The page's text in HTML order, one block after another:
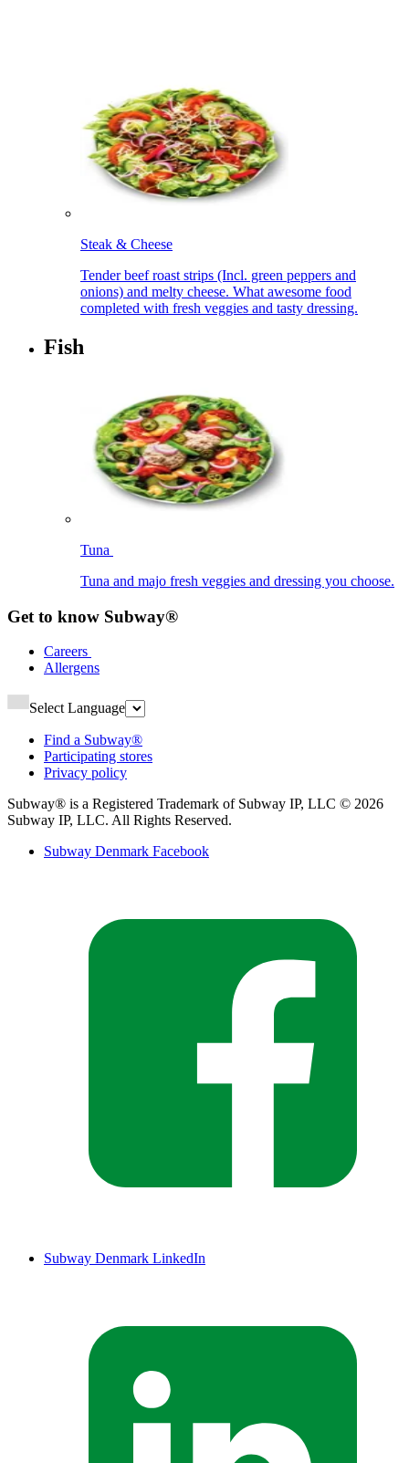
Steak & Cheese​​​​‌ ‍ ​‍​‍‌‍ ‌ ​‍‌‍‍‌‌‍‌ ‌‍‍‌‌‍ ‍​‍​‍​ ‍‍​‍​‍‌ ​ ‌‍​‌‌‍ ‍‌‍‍‌‌ ‌​‌ ‍‌​‍ ‍‌‍‍‌‌‍ ​‍​‍​‍ ​​‍​‍‌‍‍​‌ ​‍‌‍‌‌‌‍‌‍​‍​‍​ ‍‍​‍​‍‌‍‍​‌ ‌​‌ ‌​‌ ​​‌ ​ ​ ‍‍​‍ ​‍ ‌‍ ‍‌‍ ‌ ​‍‌‍‌​‌‍‍‌‌‍​ ​‍ ‌‌‍​‍‌‍‍‌‌ ‌​‌‍‌‌‌ ​ ​‍ ‌‌‍‌ ‌ ​‍‌‍ ‌ ‌‌‌ ​​​‍ ‌‌ ​ ‌ ‌​‌ ‌‌‌‍‌​‌‍‍‌‌‍ ​‍ ‍‌ ‌‍‌‍‌‌‌ ​‍‌‍​ ‌‍‌‌‌‍ ​​‍ ‍‌‍​‌‌ ​​‌ ​​​‍ ‌‍‍‌‌‍ ‍‌ ‌​‌‍‌‌‌‍ ‍‌ ‌​​‍ ‌‍‌‌‌‍‌​‌‍‍‌‌ ‌​​‍ ‌‍ ‌‌‍ ‌‍‌​‌‍‌‌​ ‌‌ ​​‌ ​‍‌‍‌‌‌ ​ ‌‍‌‌‌‍ ‍‌ ‌​‌‍​‌‌ ‌​‌‍‍‌‌‍ ‌‍ ‍​ ‍ ‌‍‍‌‌‍‌​​ ‌​ ‌‍​ ‌‍‌‍​‌​ ​‌​ ​​​ ‍‌​ ‍‌‌‍‌‌​‍ ‌​ ​‍‌‍‌​‌‍‌‍​ ​​​‍ ‌​ ‌​​ ​​‌‍‌​​ ‌ ​‍ ‌​ ‍‌​ ‌‌​ ‍​‌‍‌‌​‍ ‌​ ‌‍​ ‍​​ ​‍​ ‌‌​ ​​​ ‌‌‌‍‌‌‌‍​‌​ ‍‌‌‍‌‌​ ‌‍​ ‌‌​ ‍ ‌ ‌​‌ ‍‌‌ ​​‌‍‌‌​ ‌‌ ​​‌ ​‍‌‍ ‌‍‌​‌ ‌‌‌‍​ ‌ ‌​​ ‍ ‌ ​​‌‍​‌‌ ‌​‌‍‍​​ ‌‌‍ ‍‌‍​‌‌‍ ‌‌‍‌‌​‍‌‌​ ‌‌‌​​‍‌‌ ‌‍‍ ‌‍‌‌‌ ‍‌​‍‌‌​ ​ ‌​‌​​‍‌‌​ ​ ‌​‌​​‍‌‌​ ​‍​ ​‍‌‍‌‌‌‍ ‍​‍‌‌​ ​‍​ ​‍​‍‌‌​ ‌‌‌​‌​​‍ ‍‌ ‌‍‌‍​‌‌‍ ​‌ ‌‌‌‍‌‌​ ‌‍​‍‌‍​‌‌ ​ ‌‍‌‌‌‌‌‌‌ ​‍‌‍ ​​ ‌‌‍‍​‌ ‌​‌ ‌​‌ ​​‌ ​ ​‍‌‌​ ​ ‌​​‌​‍‌‌​ ​‍‌​‌‍​‍‌‌​ ​‍‌​‌‍‌‍ ‍‌‍ ‌ ​‍‌‍‌​‌‍‍‌‌‍​ ​‍ ‌‌‍​‍‌‍‍‌‌ ‌​‌‍‌‌‌ ​ ​‍ ‌‌‍‌ ‌ ​‍‌‍ ‌ ‌‌‌ ​​​‍ ‌‌ ​ ‌ ‌​‌ ‌‌‌‍‌​‌‍‍‌‌‍ ​‍ ‍‌ ‌‍‌‍‌‌‌ ​‍‌‍​ ‌‍‌‌‌‍ ​​‍ ‍‌‍​‌‌ ​​‌ ​​​‍‌‍‌‍‍‌‌‍‌​​ ‌​ ‌‍​ ‌‍‌‍​‌​ ​‌​ ​​​ ‍‌​ ‍‌‌‍‌‌​‍ ‌​ ​‍‌‍‌​‌‍‌‍​ ​​​‍ ‌​ ‌​​ ​​‌‍‌​​ ‌ ​‍ ‌​ ‍‌​ ‌‌​ ‍​‌‍‌‌​‍ ‌​ ‌‍​ ‍​​ ​‍​ ‌‌​ ​​​ ‌‌‌‍‌‌‌‍​‌​ ‍‌‌‍‌‌​ ‌‍​ ‌‌​‍‌‍‌ ‌​‌ ‍‌‌ ​​‌‍‌‌​ ‌‌ ​​‌ ​‍‌‍ ‌‍‌​‌ ‌‌‌‍​ ‌ ‌​​‍‌‍‌ ​​‌‍​‌‌ ‌​‌‍‍​​ ‌‌‍ ‍‌‍​‌‌‍ ‌‌‍‌‌​‍‌‌​ ‌‌‌​​‍‌‌ ‌‍‍ ‌‍‌‌‌ ‍‌​‍‌‌​ ​ ‌​‌​​‍‌‌​ ​ ‌​‌​​‍‌‌​ ​‍​ ​‍‌‍‌‌‌‍ ‍​‍‌‌​ ​‍​ ​‍​‍‌‌​ ‌‌‌​‌​​‍ ‍‌ ‌‍‌‍​‌‌‍ ​‌ ‌‌‌‍‌‌​‍‌‍‌ ​​‌‍‌‌‌ ​‍‌ ​ ‌ ​​‌‍‌‌‌‍​ ‌ ‌​‌‍‍‌‌ ‌‍‌‍‌‌​ ‌‌ ​​‌ ‌‌‌‍​‍‌‍ ​‌‍‍‌‌ ​ ‌‍‍​‌‍‌‌‌‍‌​​‍​‍‌ ‌
Tender beef roast strips (Incl. green peppers and
onions) and melty cheese. What awesome food
completed with fresh veggies and tasty dressing.​​​​‌ ‍ ​‍​‍‌‍ ‌ ​‍‌‍‍‌‌‍‌ ‌‍‍‌‌‍ ‍​‍​‍​ ‍‍​‍​‍‌ ​ ‌‍​‌‌‍ ‍‌‍‍‌‌ ‌​‌ ‍‌​‍ ‍‌‍‍‌‌‍ ​‍​‍​‍ ​​‍​‍‌‍‍​‌ ​‍‌‍‌‌‌‍‌‍​‍​‍​ ‍‍​‍​‍‌‍‍​‌ ‌​‌ ‌​‌ ​​‌ ​ ​ ‍‍​‍ ​‍ ‌‍ ‍‌‍ ‌ ​‍‌‍‌​‌‍‍‌‌‍​ ​‍ ‌‌‍​‍‌‍‍‌‌ ‌​‌‍‌‌‌ ​ ​‍ ‌‌‍‌ ‌ ​‍‌‍ ‌ ‌‌‌ ​​​‍ ‌‌ ​ ‌ ‌​‌ ‌‌‌‍‌​‌‍‍‌‌‍ ​‍ ‍‌ ‌‍‌‍‌‌‌ ​‍‌‍​ ‌‍‌‌‌‍ ​​‍ ‍‌‍​‌‌ ​​‌ ​​​‍ ‌‍‍‌‌‍ ‍‌ ‌​‌‍‌‌‌‍ ‍‌ ‌​​‍ ‌‍‌‌‌‍‌​‌‍‍‌‌ ‌​​‍ ‌‍ ‌‌‍ ‌‍‌​‌‍‌‌​ ‌‌ ​​‌ ​‍‌‍‌‌‌ ​ ‌‍‌‌‌‍ ‍‌ ‌​‌‍​‌‌ ‌​‌‍‍‌‌‍ ‌‍ ‍​ ‍ ‌‍‍‌‌‍‌​​ ‌​ ‌‍​ ‌‍‌‍​‌​ ​‌​ ​​​ ‍‌​ ‍‌‌‍‌‌​‍ ‌​ ​‍‌‍‌​‌‍‌‍​ ​​​‍ ‌​ ‌​​ ​​‌‍‌​​ ‌ ​‍ ‌​ ‍‌​ ‌‌​ ‍​‌‍‌‌​‍ ‌​ ‌‍​ ‍​​ ​‍​ ‌‌​ ​​​ ‌‌‌‍‌‌‌‍​‌​ ‍‌‌‍‌‌​ ‌‍​ ‌‌​ ‍ ‌ ‌​‌ ‍‌‌ ​​‌‍‌‌​ ‌‌ ​​‌ ​‍‌‍ ‌‍‌​‌ ‌‌‌‍​ ‌ ‌​​ ‍ ‌ ​​‌‍​‌‌ ‌​‌‍‍​​ ‌‌ ​ ‌‍‍​‌‍ ‌ ​‍‌ ‌​‌​‌​‌‍‌‌‌ ​ ‌‍​ ‌ ​‍‌‍‍‌‌ ​​‌ ‌​‌‍‍‌‌‍ ‌‍ ‍​‍‌‌​ ‌‌‌​​‍‌‌ ‌‍‍ ‌‍‌‌‌ ‍‌​‍‌‌​ ​ ‌​‌​​‍‌‌​ ​ ‌​‌​​‍‌‌​ ​‍​ ​‍‌‍‌‌‌‍ ‍​‍‌‌​ ​‍​ ​‍​‍‌‌​ ‌‌‌​‌​​‍ ‍‌ ‌‍‌‍​‌‌‍ ​‌ ‌‌‌‍‌‌​ ‌‍​‍‌‍​‌‌ ​ ‌‍‌‌‌‌‌‌‌ ​‍‌‍ ​​ ‌‌‍‍​‌ ‌​‌ ‌​‌ ​​‌ ​ ​‍‌‌​ ​ ‌​​‌​‍‌‌​ ​‍‌​‌‍​‍‌‌​ ​‍‌​‌‍‌‍ ‍‌‍ ‌ ​‍‌‍‌​‌‍‍‌‌‍​ ​‍ ‌‌‍​‍‌‍‍‌‌ ‌​‌‍‌‌‌ ​ ​‍ ‌‌‍‌ ‌ ​‍‌‍ ‌ ‌‌‌ ​​​‍ ‌‌ ​ ‌ ‌​‌ ‌‌‌‍‌​‌‍‍‌‌‍ ​‍ ‍‌ ‌‍‌‍‌‌‌ ​‍‌‍​ ‌‍‌‌‌‍ ​​‍ ‍‌‍​‌‌ ​​‌ ​​​‍‌‍‌‍‍‌‌‍‌​​ ‌​ ‌‍​ ‌‍‌‍​‌​ ​‌​ ​​​ ‍‌​ ‍‌‌‍‌‌​‍ ‌​ ​‍‌‍‌​‌‍‌‍​ ​​​‍ ‌​ ‌​​ ​​‌‍‌​​ ‌ ​‍ ‌​ ‍‌​ ‌‌​ ‍​‌‍‌‌​‍ ‌​ ‌‍​ ‍​​ ​‍​ ‌‌​ ​​​ ‌‌‌‍‌‌‌‍​‌​ ‍‌‌‍‌‌​ ‌‍​ ‌‌​‍‌‍‌ ‌​‌ ‍‌‌ ​​‌‍‌‌​ ‌‌ ​​‌ ​‍‌‍ ‌‍‌​‌ ‌‌‌‍​ ‌ ‌​​‍‌‍‌ ​​‌‍​‌‌ ‌​‌‍‍​​ ‌‌ ​ ‌‍‍​‌‍ ‌ ​‍‌ ‌​‌​‌​‌‍‌‌‌ ​ ‌‍​ ‌ ​‍‌‍‍‌‌ ​​‌ ‌​‌‍‍‌‌‍ ‌‍ ‍​‍‌‌​ ‌‌‌​​‍‌‌ ‌‍‍ ‌‍‌‌‌ ‍‌​‍‌‌​ ​ ‌​‌​​‍‌‌​ ​ ‌​‌​​‍‌‌​ ​‍​ ​‍‌‍‌‌‌‍ ‍​‍‌‌​ ​‍​ ​‍​‍‌‌​ ‌‌‌​‌​​‍ ‍‌ ‌‍‌‍​‌‌‍ ​‌ ‌‌‌‍‌‌​‍‌‍‌ ​​‌‍‌‌‌ ​‍‌ ​ ‌ ​​‌‍‌‌‌‍​ ‌ ‌​‌‍‍‌‌ ‌‍‌‍‌‌​ ‌‌ ​​‌ ‌‌‌‍​‍‌‍ ​‌‍‍‌‌ ​ ‌‍‍​‌‍‌‌‌‍‌​​‍​‍‌ ‌
Fish​​​​‌ ‍ ​‍​‍‌‍ ‌ ​‍‌‍‍‌‌‍‌ ‌‍‍‌‌‍ ‍​‍​‍​ ‍‍​‍​‍‌ ​ ‌‍​‌‌‍ ‍‌‍‍‌‌ ‌​‌ ‍‌​‍ ‍‌‍‍‌‌‍ ​‍​‍​‍ ​​‍​‍‌‍‍​‌ ​‍‌‍‌‌‌‍‌‍​‍​‍​ ‍‍​‍​‍‌‍‍​‌ ‌​‌ ‌​‌ ​​‌ ​ ​ ‍‍​‍ ​‍ ‌‍ ‍‌‍ ‌ ​‍‌‍‌​‌‍‍‌‌‍​ ​‍ ‌‌‍​‍‌‍‍‌‌ ‌​‌‍‌‌‌ ​ ​‍ ‌‌‍‌ ‌ ​‍‌‍ ‌ ‌‌‌ ​​​‍ ‌‌ ​ ‌ ‌​‌ ‌‌‌‍‌​‌‍‍‌‌‍ ​‍ ‍‌ ‌‍‌‍‌‌‌ ​‍‌‍​ ‌‍‌‌‌‍ ​​‍ ‍‌‍​‌‌ ​​‌ ​​​‍ ‌‍‍‌‌‍ ‍‌ ‌​‌‍‌‌‌‍ ‍‌ ‌​​‍ ‌‍‌‌‌‍‌​‌‍‍‌‌ ‌​​‍ ‌‍ ‌‌‍ ‌‍‌​‌‍‌‌​ ‌‌ ​​‌ ​‍‌‍‌‌‌ ​ ‌‍‌‌‌‍ ‍‌ ‌​‌‍​‌‌ ‌​‌‍‍‌‌‍ ‌‍ ‍​ ‍ ‌‍‍‌‌‍‌​​ ‌​ ​​​ ‌​​ ‌​‌‍​‍​ ‌​‌‍​‌​ ‍‌‌‍​‍​‍ ‌​ ‍‌‌‍‌‍‌‍‌​‌‍​ ​‍ ‌​ ‌​‌‍‌​​ ‌‍‌‍‌‌​‍ ‌‌‍​‍​ ‌‌​ ‍​‌‍‌​​‍ ‌​ ​​‌‍‌‌​ ​ ​ ‌‌‌‍‌‍​ ‌ ‌‍‌‍​ ‌ ‌‍‌‍​ ‍​​ ​‍‌‍​ ​ ‍ ‌ ‌​‌ ‍‌‌ ​​‌‍‌‌​ ‌‌ ​ ‌ ‌‌‌‍​‍‌‍​ ‌‍​‌‌ ‌​‌‍‌‌‌‍‌ ‌‍ ‌ ​‍‌ ‍‌​ ‍ ‌ ​​‌‍​‌‌ ‌​‌‍‍​​ ‌‌‍ ‍‌‍​‌‌‍ ‌‌‍‌‌​‍‌‌​ ‌‌‌​​‍‌‌ ‌‍‍ ‌‍‌‌‌ ‍‌​‍‌‌​ ​ ‌​‌​​‍‌‌​ ​ ‌​‌​​‍‌‌​ ​‍​ ​‍‌‍‌‌‌‍ ‍​‍‌‌​ ​‍​ ​‍​‍‌‌​ ‌‌‌​‌​​‍ ‍‌ ‌‍‌‍​‌‌‍ ​‌ ‌‌‌‍‌‌​ ‌‍​‍‌‍​‌‌ ​ ‌‍‌‌‌‌‌‌‌ ​‍‌‍ ​​ ‌‌‍‍​‌ ‌​‌ ‌​‌ ​​‌ ​ ​‍‌‌​ ​ ‌​​‌​‍‌‌​ ​‍‌​‌‍​‍‌‌​ ​‍‌​‌‍‌‍ ‍‌‍ ‌ ​‍‌‍‌​‌‍‍‌‌‍​ ​‍ ‌‌‍​‍‌‍‍‌‌ ‌​‌‍‌‌‌ ​ ​‍ ‌‌‍‌ ‌ ​‍‌‍ ‌ ‌‌‌ ​​​‍ ‌‌ ​ ‌ ‌​‌ ‌‌‌‍‌​‌‍‍‌‌‍ ​‍ ‍‌ ‌‍‌‍‌‌‌ ​‍‌‍​ ‌‍‌‌‌‍ ​​‍ ‍‌‍​‌‌ ​​‌ ​​​‍‌‍‌‍‍‌‌‍‌​​ ‌​ ​​​ ‌​​ ‌​‌‍​‍​ ‌​‌‍​‌​ ‍‌‌‍​‍​‍ ‌​ ‍‌‌‍‌‍‌‍‌​‌‍​ ​‍ ‌​ ‌​‌‍‌​​ ‌‍‌‍‌‌​‍ ‌‌‍​‍​ ‌‌​ ‍​‌‍‌​​‍ ‌​ ​​‌‍‌‌​ ​ ​ ‌‌‌‍‌‍​ ‌ ‌‍‌‍​ ‌ ‌‍‌‍​ ‍​​ ​‍‌‍​ ​‍‌‍‌ ‌​‌ ‍‌‌ ​​‌‍‌‌​ ‌‌ ​ ‌ ‌‌‌‍​‍‌‍​ ‌‍​‌‌ ‌​‌‍‌‌‌‍‌ ‌‍ ‌ ​‍‌ ‍‌​‍‌‍‌ ​​‌‍​‌‌ ‌​‌‍‍​​ ‌‌‍ ‍‌‍​‌‌‍ ‌‌‍‌‌​‍‌‌​ ‌‌‌​​‍‌‌ ‌‍‍ ‌‍‌‌‌ ‍‌​‍‌‌​ ​ ‌​‌​​‍‌‌​ ​ ‌​‌​​‍‌‌​ ​‍​ ​‍‌‍‌‌‌‍ ‍​‍‌‌​ ​‍​ ​‍​‍‌‌​ ‌‌‌​‌​​‍ ‍‌ ‌‍‌‍​‌‌‍ ​‌ ‌‌‌‍‌‌​‍‌‍‌ ​​‌‍‌‌‌ ​‍‌ ​ ‌ ​​‌‍‌‌‌‍​ ‌ ‌​‌‍‍‌‌ ‌‍‌‍‌‌​ ‌‌ ​​‌ ‌‌‌‍​‍‌‍ ​‌‍‍‌‌ ​ ‌‍‍​‌‍‌‌‌‍‌​​‍​‍‌ ‌
Tuna ​​​​‌ ‍ ​‍​‍‌‍ ‌ ​‍‌‍‍‌‌‍‌ ‌‍‍‌‌‍ ‍​‍​‍​ ‍‍​‍​‍‌ ​ ‌‍​‌‌‍ ‍‌‍‍‌‌ ‌​‌ ‍‌​‍ ‍‌‍‍‌‌‍ ​‍​‍​‍ ​​‍​‍‌‍‍​‌ ​‍‌‍‌‌‌‍‌‍​‍​‍​ ‍‍​‍​‍‌‍‍​‌ ‌​‌ ‌​‌ ​​‌ ​ ​ ‍‍​‍ ​‍ ‌‍ ‍‌‍ ‌ ​‍‌‍‌​‌‍‍‌‌‍​ ​‍ ‌‌‍​‍‌‍‍‌‌ ‌​‌‍‌‌‌ ​ ​‍ ‌‌‍‌ ‌ ​‍‌‍ ‌ ‌‌‌ ​​​‍ ‌‌ ​ ‌ ‌​‌ ‌‌‌‍‌​‌‍‍‌‌‍ ​‍ ‍‌ ‌‍‌‍‌‌‌ ​‍‌‍​ ‌‍‌‌‌‍ ​​‍ ‍‌‍​‌‌ ​​‌ ​​​‍ ‌‍‍‌‌‍ ‍‌ ‌​‌‍‌‌‌‍ ‍‌ ‌​​‍ ‌‍‌‌‌‍‌​‌‍‍‌‌ ‌​​‍ ‌‍ ‌‌‍ ‌‍‌​‌‍‌‌​ ‌‌ ​​‌ ​‍‌‍‌‌‌ ​ ‌‍‌‌‌‍ ‍‌ ‌​‌‍​‌‌ ‌​‌‍‍‌‌‍ ‌‍ ‍​ ‍ ‌‍‍‌‌‍‌​​ ‌‌‍​‍‌‍‌​‌‍‌​​ ‌‍​ ​ ​ ‍​​ ​‌​ ​​​‍ ‌​ ‍​‌‍​‍​ ​​​ ‌ ​‍ ‌​ ‌​​ ​​‌‍​‍‌‍​‍​‍ ‌‌‍​‍​ ‌​​ ‌​​ ​​​‍ ‌​ ‌​‌‍​‌​ ​‍​ ​​​ ‍​​ ​‍​ ​‍​ ‍‌​ ‌ ​ ‌ ​ ​​​ ​​​ ‍ ‌ ‌​‌ ‍‌‌ ​​‌‍‌‌​ ‌‌ ​​‌ ​‍‌‍ ‌‍‌​‌ ‌‌‌‍​ ‌ ‌​​ ‍ ‌ ​​‌‍​‌‌ ‌​‌‍‍​​ ‌‌‍ ‍‌‍​‌‌‍ ‌‌‍‌‌​‍‌‌​ ‌‌‌​​‍‌‌ ‌‍‍ ‌‍‌‌‌ ‍‌​‍‌‌​ ​ ‌​‌​​‍‌‌​ ​ ‌​‌​​‍‌‌​ ​‍​ ​‍‌‍‌‌‌‍ ‍​‍‌‌​ ​‍​ ​‍​‍‌‌​ ‌‌‌​‌​​‍ ‍‌ ‌‍‌‍​‌‌‍ ​‌ ‌‌‌‍‌‌​ ‌‍​‍‌‍​‌‌ ​ ‌‍‌‌‌‌‌‌‌ ​‍‌‍ ​​ ‌‌‍‍​‌ ‌​‌ ‌​‌ ​​‌ ​ ​‍‌‌​ ​ ‌​​‌​‍‌‌​ ​‍‌​‌‍​‍‌‌​ ​‍‌​‌‍‌‍ ‍‌‍ ‌ ​‍‌‍‌​‌‍‍‌‌‍​ ​‍ ‌‌‍​‍‌‍‍‌‌ ‌​‌‍‌‌‌ ​ ​‍ ‌‌‍‌ ‌ ​‍‌‍ ‌ ‌‌‌ ​​​‍ ‌‌ ​ ‌ ‌​‌ ‌‌‌‍‌​‌‍‍‌‌‍ ​‍ ‍‌ ‌‍‌‍‌‌‌ ​‍‌‍​ ‌‍‌‌‌‍ ​​‍ ‍‌‍​‌‌ ​​‌ ​​​‍‌‍‌‍‍‌‌‍‌​​ ‌‌‍​‍‌‍‌​‌‍‌​​ ‌‍​ ​ ​ ‍​​ ​‌​ ​​​‍ ‌​ ‍​‌‍​‍​ ​​​ ‌ ​‍ ‌​ ‌​​ ​​‌‍​‍‌‍​‍​‍ ‌‌‍​‍​ ‌​​ ‌​​ ​​​‍ ‌​ ‌​‌‍​‌​ ​‍​ ​​​ ‍​​ ​‍​ ​‍​ ‍‌​ ‌ ​ ‌ ​ ​​​ ​​​‍‌‍‌ ‌​‌ ‍‌‌ ​​‌‍‌‌​ ‌‌ ​​‌ ​‍‌‍ ‌‍‌​‌ ‌‌‌‍​ ‌ ‌​​‍‌‍‌ ​​‌‍​‌‌ ‌​‌‍‍​​ ‌‌‍ ‍‌‍​‌‌‍ ‌‌‍‌‌​‍‌‌​ ‌‌‌​​‍‌‌ ‌‍‍ ‌‍‌‌‌ ‍‌​‍‌‌​ ​ ‌​‌​​‍‌‌​ ​ ‌​‌​​‍‌‌​ ​‍​ ​‍‌‍‌‌‌‍ ‍​‍‌‌​ ​‍​ ​‍​‍‌‌​ ‌‌‌​‌​​‍ ‍‌ ‌‍‌‍​‌‌‍ ​‌ ‌‌‌‍‌‌​‍‌‍‌ ​​‌‍‌‌‌ ​‍‌ ​ ‌ ​​‌‍‌‌‌‍​ ‌ ‌​‌‍‍‌‌ ‌‍‌‍‌‌​ ‌‌ ​​‌ ‌‌‌‍​‍‌‍ ​‌‍‍‌‌ ​ ‌‍‍​‌‍‌‌‌‍‌​​‍​‍‌ ‌
Tuna and majo fresh veggies and dressing you choose.​​​​‌ ‍ ​‍​‍‌‍ ‌ ​‍‌‍‍‌‌‍‌ ‌‍‍‌‌‍ ‍​‍​‍​ ‍‍​‍​‍‌ ​ ‌‍​‌‌‍ ‍‌‍‍‌‌ ‌​‌ ‍‌​‍ ‍‌‍‍‌‌‍ ​‍​‍​‍ ​​‍​‍‌‍‍​‌ ​‍‌‍‌‌‌‍‌‍​‍​‍​ ‍‍​‍​‍‌‍‍​‌ ‌​‌ ‌​‌ ​​‌ ​ ​ ‍‍​‍ ​‍ ‌‍ ‍‌‍ ‌ ​‍‌‍‌​‌‍‍‌‌‍​ ​‍ ‌‌‍​‍‌‍‍‌‌ ‌​‌‍‌‌‌ ​ ​‍ ‌‌‍‌ ‌ ​‍‌‍ ‌ ‌‌‌ ​​​‍ ‌‌ ​ ‌ ‌​‌ ‌‌‌‍‌​‌‍‍‌‌‍ ​‍ ‍‌ ‌‍‌‍‌‌‌ ​‍‌‍​ ‌‍‌‌‌‍ ​​‍ ‍‌‍​‌‌ ​​‌ ​​​‍ ‌‍‍‌‌‍ ‍‌ ‌​‌‍‌‌‌‍ ‍‌ ‌​​‍ ‌‍‌‌‌‍‌​‌‍‍‌‌ ‌​​‍ ‌‍ ‌‌‍ ‌‍‌​‌‍‌‌​ ‌‌ ​​‌ ​‍‌‍‌‌‌ ​ ‌‍‌‌‌‍ ‍‌ ‌​‌‍​‌‌ ‌​‌‍‍‌‌‍ ‌‍ ‍​ ‍ ‌‍‍‌‌‍‌​​ ‌‌‍​‍‌‍‌​‌‍‌​​ ‌‍​ ​ ​ ‍​​ ​‌​ ​​​‍ ‌​ ‍​‌‍​‍​ ​​​ ‌ ​‍ ‌​ ‌​​ ​​‌‍​‍‌‍​‍​‍ ‌‌‍​‍​ ‌​​ ‌​​ ​​​‍ ‌​ ‌​‌‍​‌​ ​‍​ ​​​ ‍​​ ​‍​ ​‍​ ‍‌​ ‌ ​ ‌ ​ ​​​ ​​​ ‍ ‌ ‌​‌ ‍‌‌ ​​‌‍‌‌​ ‌‌ ​​‌ ​‍‌‍ ‌‍‌​‌ ‌‌‌‍​ ‌ ‌​​ ‍ ‌ ​​‌‍​‌‌ ‌​‌‍‍​​ ‌‌ ​ ‌‍‍​‌‍ ‌ ​‍‌ ‌​‌​‌​‌‍‌‌‌ ​ ‌‍​ ‌ ​‍‌‍‍‌‌ ​​‌ ‌​‌‍‍‌‌‍ ‌‍ ‍​‍‌‌​ ‌‌‌​​‍‌‌ ‌‍‍ ‌‍‌‌‌ ‍‌​‍‌‌​ ​ ‌​‌​​‍‌‌​ ​ ‌​‌​​‍‌‌​ ​‍​ ​‍‌‍‌‌‌‍ ‍​‍‌‌​ ​‍​ ​‍​‍‌‌​ ‌‌‌​‌​​‍ ‍‌ ‌‍‌‍​‌‌‍ ​‌ ‌‌‌‍‌‌​ ‌‍​‍‌‍​‌‌ ​ ‌‍‌‌‌‌‌‌‌ ​‍‌‍ ​​ ‌‌‍‍​‌ ‌​‌ ‌​‌ ​​‌ ​ ​‍‌‌​ ​ ‌​​‌​‍‌‌​ ​‍‌​‌‍​‍‌‌​ ​‍‌​‌‍‌‍ ‍‌‍ ‌ ​‍‌‍‌​‌‍‍‌‌‍​ ​‍ ‌‌‍​‍‌‍‍‌‌ ‌​‌‍‌‌‌ ​ ​‍ ‌‌‍‌ ‌ ​‍‌‍ ‌ ‌‌‌ ​​​‍ ‌‌ ​ ‌ ‌​‌ ‌‌‌‍‌​‌‍‍‌‌‍ ​‍ ‍‌ ‌‍‌‍‌‌‌ ​‍‌‍​ ‌‍‌‌‌‍ ​​‍ ‍‌‍​‌‌ ​​‌ ​​​‍‌‍‌‍‍‌‌‍‌​​ ‌‌‍​‍‌‍‌​‌‍‌​​ ‌‍​ ​ ​ ‍​​ ​‌​ ​​​‍ ‌​ ‍​‌‍​‍​ ​​​ ‌ ​‍ ‌​ ‌​​ ​​‌‍​‍‌‍​‍​‍ ‌‌‍​‍​ ‌​​ ‌​​ ​​​‍ ‌​ ‌​‌‍​‌​ ​‍​ ​​​ ‍​​ ​‍​ ​‍​ ‍‌​ ‌ ​ ‌ ​ ​​​ ​​​‍‌‍‌ ‌​‌ ‍‌‌ ​​‌‍‌‌​ ‌‌ ​​‌ ​‍‌‍ ‌‍‌​‌ ‌‌‌‍​ ‌ ‌​​‍‌‍‌ ​​‌‍​‌‌ ‌​‌‍‍​​ ‌‌ ​ ‌‍‍​‌‍ ‌ ​‍‌ ‌​‌​‌​‌‍‌‌‌ ​ ‌‍​ ‌ ​‍‌‍‍‌‌ ​​‌ ‌​‌‍‍‌‌‍ ‌‍ ‍​‍‌‌​ ‌‌‌​​‍‌‌ ‌‍‍ ‌‍‌‌‌ ‍‌​‍‌‌​ ​ ‌​‌​​‍‌‌​ ​ ‌​‌​​‍‌‌​ ​‍​ ​‍‌‍‌‌‌‍ ‍​‍‌‌​ ​‍​ ​‍​‍‌‌​ ‌‌‌​‌​​‍ ‍‌ ‌‍‌‍​‌‌‍ ​‌ ‌‌‌‍‌‌​‍‌‍‌ ​​‌‍‌‌‌ ​‍‌ ​ ‌ ​​‌‍‌‌‌‍​ ‌ ‌​‌‍‍‌‌ ‌‍‌‍‌‌​ ‌‌ ​​‌ ‌‌‌‍​‍‌‍ ​‌‍‍‌‌ ​ ‌‍‍​‌‍‌‌‌‍‌​​‍​‍‌ ‌
Get to know Subway®​​​​‌ ‍ ​‍​‍‌‍ ‌ ​‍‌‍‍‌‌‍‌ ‌‍‍‌‌‍ ‍​‍​‍​ ‍‍​‍​‍‌ ​ ‌‍​‌‌‍ ‍‌‍‍‌‌ ‌​‌ ‍‌​‍ ‍‌‍‍‌‌‍ ​‍​‍​‍ ​​‍​‍‌‍‍​‌ ​‍‌‍‌‌‌‍‌‍​‍​‍​ ‍‍​‍​‍‌‍‍​‌ ‌​‌ ‌​‌ ​​‌ ​ ​ ‍‍​‍ ​‍ ‌‍ ‍‌‍ ‌ ​‍‌‍‌​‌‍‍‌‌‍​ ​‍ ‌‌‍​‍‌‍‍‌‌ ‌​‌‍‌‌‌ ​ ​‍ ‌‌‍‌ ‌ ​‍‌‍ ‌ ‌‌‌ ​​​‍ ‌‌ ​ ‌ ‌​‌ ‌‌‌‍‌​‌‍‍‌‌‍ ​‍ ‍‌ ‌‍‌‍‌‌‌ ​‍‌‍​ ‌‍‌‌‌‍ ​​‍ ‍‌‍​‌‌ ​​‌ ​​​‍ ‌‍‍‌‌‍ ‍‌ ‌​‌‍‌‌‌‍ ‍‌ ‌​​‍ ‌‍‌‌‌‍‌​‌‍‍‌‌ ‌​​‍ ‌‍ ‌‌‍ ‌‍‌​‌‍‌‌​ ‌‌ ​​‌ ​‍‌‍‌‌‌ ​ ‌‍‌‌‌‍ ‍‌ ‌​‌‍​‌‌ ‌​‌‍‍‌‌‍ ‌‍ ‍​ ‍ ‌‍‍‌‌‍‌​​ ‌​ ‌‌‌‍‌‍​ ‌‌‌‍‌‍​ ​‍​ ​ ‌‍​ ​ ​‌​‍ ‌​ ​‍‌‍​ ​ ‌​​ ​​​‍ ‌​ ‌​​ ‌‌‌‍‌​​ ‍​​‍ ‌‌‍​‌‌‍​‌​ ‍​‌‍​‍​‍ ‌​ ‌‍‌‍​‌​ ‍‌‌‍​‌​ ‍​​ ‍‌‌‍‌‍​ ‌​‌‍​‌​ ‌‌​ ​‍‌‍‌‍​ ‍ ‌ ‌​‌ ‍‌‌ ​​‌‍‌‌​ ‌‌ ‌ ‌‍‌‌‌‍​‍‌ ​ ‌‍‍‌‌ ‌​‌‍‌‌‌​‌‍‌‍ ‌‍ ‌ ‌​‌‍‌‌‌ ​‍​ ‍ ‌ ​​‌‍​‌‌ ‌​‌‍‍​​ ‌‌ ‌​‌‍‍‌‌ ‌​‌‍ ​‌‍‌‌​‍‌‌​ ‌‌‌​​‍‌‌ ‌‍‍ ‌‍‌‌‌ ‍‌​‍‌‌​ ​ ‌​‌​​‍‌‌​ ​ ‌​‌​​‍‌‌​ ​‍​ ​‍‌‍‌‌‌‍ ‍​‍‌‌​ ​‍​ ​‍​‍‌‌​ ‌‌‌​‌​​‍ ‍‌ ‌‍‌‍​‌‌‍ ​‌ ‌‌‌‍‌‌​ ‌‍​‍‌‍​‌‌ ​ ‌‍‌‌‌‌‌‌‌ ​‍‌‍ ​​ ‌‌‍‍​‌ ‌​‌ ‌​‌ ​​‌ ​ ​‍‌‌​ ​ ‌​​‌​‍‌‌​ ​‍‌​‌‍​‍‌‌​ ​‍‌​‌‍‌‍ ‍‌‍ ‌ ​‍‌‍‌​‌‍‍‌‌‍​ ​‍ ‌‌‍​‍‌‍‍‌‌ ‌​‌‍‌‌‌ ​ ​‍ ‌‌‍‌ ‌ ​‍‌‍ ‌ ‌‌‌ ​​​‍ ‌‌ ​ ‌ ‌​‌ ‌‌‌‍‌​‌‍‍‌‌‍ ​‍ ‍‌ ‌‍‌‍‌‌‌ ​‍‌‍​ ‌‍‌‌‌‍ ​​‍ ‍‌‍​‌‌ ​​‌ ​​​‍‌‍‌‍‍‌‌‍‌​​ ‌​ ‌‌‌‍‌‍​ ‌‌‌‍‌‍​ ​‍​ ​ ‌‍​ ​ ​‌​‍ ‌​ ​‍‌‍​ ​ ‌​​ ​​​‍ ‌​ ‌​​ ‌‌‌‍‌​​ ‍​​‍ ‌‌‍​‌‌‍​‌​ ‍​‌‍​‍​‍ ‌​ ‌‍‌‍​‌​ ‍‌‌‍​‌​ ‍​​ ‍‌‌‍‌‍​ ‌​‌‍​‌​ ‌‌​ ​‍‌‍‌‍​‍‌‍‌ ‌​‌ ‍‌‌ ​​‌‍‌‌​ ‌‌ ‌ ‌‍‌‌‌‍​‍‌ ​ ‌‍‍‌‌ ‌​‌‍‌‌‌​‌‍‌‍ ‌‍ ‌ ‌​‌‍‌‌‌ ​‍​‍‌‍‌ ​​‌‍​‌‌ ‌​‌‍‍​​ ‌‌ ‌​‌‍‍‌‌ ‌​‌‍ ​‌‍‌‌​‍‌‌​ ‌‌‌​​‍‌‌ ‌‍‍ ‌‍‌‌‌ ‍‌​‍‌‌​ ​ ‌​‌​​‍‌‌​ ​ ‌​‌​​‍‌‌​ ​‍​ ​‍‌‍‌‌‌‍ ‍​‍‌‌​ ​‍​ ​‍​‍‌‌​ ‌‌‌​‌​​‍ ‍‌ ‌‍‌‍​‌‌‍ ​‌ ‌‌‌‍‌‌​‍‌‍‌ ​​‌‍‌‌‌ ​‍‌ ​ ‌ ​​‌‍‌‌‌‍​ ‌ ‌​‌‍‍‌‌ ‌‍‌‍‌‌​ ‌‌ ​​‌ ‌‌‌‍​‍‌‍ ​‌‍‍‌‌ ​ ‌‍‍​‌‍‌‌‌‍‌​​‍​‍‌ ‌
Careers ​​​​‌ ‍ ​‍​‍‌‍ ‌ ​‍‌‍‍‌‌‍‌ ‌‍‍‌‌‍ ‍​‍​‍​ ‍‍​‍​‍‌ ​ ‌‍​‌‌‍ ‍‌‍‍‌‌ ‌​‌ ‍‌​‍ ‍‌‍‍‌‌‍ ​‍​‍​‍ ​​‍​‍‌‍‍​‌ ​‍‌‍‌‌‌‍‌‍​‍​‍​ ‍‍​‍​‍‌‍‍​‌ ‌​‌ ‌​‌ ​​‌ ​ ​ ‍‍​‍ ​‍ ‌‍ ‍‌‍ ‌ ​‍‌‍‌​‌‍‍‌‌‍​ ​‍ ‌‌‍​‍‌‍‍‌‌ ‌​‌‍‌‌‌ ​ ​‍ ‌‌‍‌ ‌ ​‍‌‍ ‌ ‌‌‌ ​​​‍ ‌‌ ​ ‌ ‌​‌ ‌‌‌‍‌​‌‍‍‌‌‍ ​‍ ‍‌ ‌‍‌‍‌‌‌ ​‍‌‍​ ‌‍‌‌‌‍ ​​‍ ‍‌‍​‌‌ ​​‌ ​​​‍ ‌‍‍‌‌‍ ‍‌ ‌​‌‍‌‌‌‍ ‍‌ ‌​​‍ ‌‍‌‌‌‍‌​‌‍‍‌‌ ‌​​‍ ‌‍ ‌‌‍ ‌‍‌​‌‍‌‌​ ‌‌ ​​‌ ​‍‌‍‌‌‌ ​ ‌‍‌‌‌‍ ‍‌ ‌​‌‍​‌‌ ‌​‌‍‍‌‌‍ ‌‍ ‍​ ‍ ‌‍‍‌‌‍‌​​ ‌‌‍‌​​ ‍​​ ​​‌‍‌​​ ​‌‌‍‌‍‌‍​‌​ ‌ ​‍ ‌‌‍​‌​ ​‍​ ‍​​ ‍‌​‍ ‌​ ‌​‌‍‌‌​ ​ ​ ​‌​‍ ‌‌‍​‍​ ​‌‌‍‌​​ ‌‍​‍ ‌​ ‌‍​ ‌​​ ‌‍​ ​‍​ ‌‍​ ‌‌​ ‍​​ ‌ ​ ‌‌​ ​‍​ ‌‍​ ‌‌​ ‍ ‌ ‌​‌ ‍‌‌ ​​‌‍‌‌​ ‌‌ ‌ ‌‍‌‌‌‍​‍‌ ​ ‌‍‍‌‌ ‌​‌‍‌‌‌​ ‍‌‍​‌‌ ‌‍‌‍‍‌‌‍‌ ‌‍​‌‌ ‌​‌‍‍‌‌‍ ‌‍ ‍‌​‍‌‌ ‌​‌‍‌‌‌‍ ‌​ ‍ ‌ ​​‌‍​‌‌ ‌​‌‍‍​​ ‌‌‍ ​‌‍​‌‌‍​‍‌‍‌‌‌‍ ​​‍‌‌​ ‌‌‌​​‍‌‌ ‌‍‍ ‌‍‌‌‌ ‍‌​‍‌‌​ ​ ‌​‌​​‍‌‌​ ​ ‌​‌​​‍‌‌​ ​‍​ ​‍‌‍‌‌‌‍ ‍​‍‌‌​ ​‍​ ​‍​‍‌‌​ ‌‌‌​‌​​‍ ‍‌ ‌‍‌‍​‌‌‍ ​‌ ‌‌‌‍‌‌​ ‌‍​‍‌‍​‌‌ ​ ‌‍‌‌‌‌‌‌‌ ​‍‌‍ ​​ ‌‌‍‍​‌ ‌​‌ ‌​‌ ​​‌ ​ ​‍‌‌​ ​ ‌​​‌​‍‌‌​ ​‍‌​‌‍​‍‌‌​ ​‍‌​‌‍‌‍ ‍‌‍ ‌ ​‍‌‍‌​‌‍‍‌‌‍​ ​‍ ‌‌‍​‍‌‍‍‌‌ ‌​‌‍‌‌‌ ​ ​‍ ‌‌‍‌ ‌ ​‍‌‍ ‌ ‌‌‌ ​​​‍ ‌‌ ​ ‌ ‌​‌ ‌‌‌‍‌​‌‍‍‌‌‍ ​‍ ‍‌ ‌‍‌‍‌‌‌ ​‍‌‍​ ‌‍‌‌‌‍ ​​‍ ‍‌‍​‌‌ ​​‌ ​​​‍‌‍‌‍‍‌‌‍‌​​ ‌‌‍‌​​ ‍​​ ​​‌‍‌​​ ​‌‌‍‌‍‌‍​‌​ ‌ ​‍ ‌‌‍​‌​ ​‍​ ‍​​ ‍‌​‍ ‌​ ‌​‌‍‌‌​ ​ ​ ​‌​‍ ‌‌‍​‍​ ​‌‌‍‌​​ ‌‍​‍ ‌​ ‌‍​ ‌​​ ‌‍​ ​‍​ ‌‍​ ‌‌​ ‍​​ ‌ ​ ‌‌​ ​‍​ ‌‍​ ‌‌​‍‌‍‌ ‌​‌ ‍‌‌ ​​‌‍‌‌​ ‌‌ ‌ ‌‍‌‌‌‍​‍‌ ​ ‌‍‍‌‌ ‌​‌‍‌‌‌​ ‍‌‍​‌‌ ‌‍‌‍‍‌‌‍‌ ‌‍​‌‌ ‌​‌‍‍‌‌‍ ‌‍ ‍‌​‍‌‌ ‌​‌‍‌‌‌‍ ‌​‍‌‍‌ ​​‌‍​‌‌ ‌​‌‍‍​​ ‌‌‍ ​‌‍​‌‌‍​‍‌‍‌‌‌‍ ​​‍‌‌​ ‌‌‌​​‍‌‌ ‌‍‍ ‌‍‌‌‌ ‍‌​‍‌‌​ ​ ‌​‌​​‍‌‌​ ​ ‌​‌​​‍‌‌​ ​‍​ ​‍‌‍‌‌‌‍ ‍​‍‌‌​ ​‍​ ​‍​‍‌‌​ ‌‌‌​‌​​‍ ‍‌ ‌‍‌‍​‌‌‍ ​‌ ‌‌‌‍‌‌​‍‌‍‌ ​​‌‍‌‌‌ ​‍‌ ​ ‌ ​​‌‍‌‌‌‍​ ‌ ‌​‌‍‍‌‌ ‌‍‌‍‌‌​ ‌‌ ​​‌ ‌‌‌‍​‍‌‍ ​‌‍‍‌‌ ​ ‌‍‍​‌‍‌‌‌‍‌​​‍​‍‌ ‌
Allergens​​​​‌ ‍ ​‍​‍‌‍ ‌ ​‍‌‍‍‌‌‍‌ ‌‍‍‌‌‍ ‍​‍​‍​ ‍‍​‍​‍‌ ​ ‌‍​‌‌‍ ‍‌‍‍‌‌ ‌​‌ ‍‌​‍ ‍‌‍‍‌‌‍ ​‍​‍​‍ ​​‍​‍‌‍‍​‌ ​‍‌‍‌‌‌‍‌‍​‍​‍​ ‍‍​‍​‍‌‍‍​‌ ‌​‌ ‌​‌ ​​‌ ​ ​ ‍‍​‍ ​‍ ‌‍ ‍‌‍ ‌ ​‍‌‍‌​‌‍‍‌‌‍​ ​‍ ‌‌‍​‍‌‍‍‌‌ ‌​‌‍‌‌‌ ​ ​‍ ‌‌‍‌ ‌ ​‍‌‍ ‌ ‌‌‌ ​​​‍ ‌‌ ​ ‌ ‌​‌ ‌‌‌‍‌​‌‍‍‌‌‍ ​‍ ‍‌ ‌‍‌‍‌‌‌ ​‍‌‍​ ‌‍‌‌‌‍ ​​‍ ‍‌‍​‌‌ ​​‌ ​​​‍ ‌‍‍‌‌‍ ‍‌ ‌​‌‍‌‌‌‍ ‍‌ ‌​​‍ ‌‍‌‌‌‍‌​‌‍‍‌‌ ‌​​‍ ‌‍ ‌‌‍ ‌‍‌​‌‍‌‌​ ‌‌ ​​‌ ​‍‌‍‌‌‌ ​ ‌‍‌‌‌‍ ‍‌ ‌​‌‍​‌‌ ‌​‌‍‍‌‌‍ ‌‍ ‍​ ‍ ‌‍‍‌‌‍‌​​ ‌​ ‌​​ ‍​​ ‌ ‌‍​‍​ ‌​​ ​‌​ ​​‌‍‌​​‍ ‌‌‍‌​​ ‍​‌‍​‍‌‍​‍​‍ ‌​ ‌​‌‍‌‍​ ​​​ ‌​​‍ ‌‌‍​‍​ ‌ ​ ‌ ​ ​ ​‍ ‌​ ‌‍​ ‍‌‌‍‌‍​ ‌​​ ‍​‌‍​ ​ ​‌‌‍‌‍‌‍​ ‌‍‌‍​ ‌‍​ ‌‌​ ‍ ‌ ‌​‌ ‍‌‌ ​​‌‍‌‌​ ‌‌ ‌ ‌‍‌‌‌‍​‍‌ ​ ‌‍‍‌‌ ‌​‌‍‌‌‌​ ‍‌‍​‌‌ ‌‍‌‍‍‌‌‍‌ ‌‍​‌‌ ‌​‌‍‍‌‌‍ ‌‍ ‍‌​‍‌‌ ‌​‌‍‌‌‌‍ ‌​ ‍ ‌ ​​‌‍​‌‌ ‌​‌‍‍​​ ‌‌‍ ​‌‍​‌‌‍​‍‌‍‌‌‌‍ ​​‍‌‌​ ‌‌‌​​‍‌‌ ‌‍‍ ‌‍‌‌‌ ‍‌​‍‌‌​ ​ ‌​‌​​‍‌‌​ ​ ‌​‌​​‍‌‌​ ​‍​ ​‍‌‍‌‌‌‍ ‍​‍‌‌​ ​‍​ ​‍​‍‌‌​ ‌‌‌​‌​​‍ ‍‌ ‌‍‌‍​‌‌‍ ​‌ ‌‌‌‍‌‌​ ‌‍​‍‌‍​‌‌ ​ ‌‍‌‌‌‌‌‌‌ ​‍‌‍ ​​ ‌‌‍‍​‌ ‌​‌ ‌​‌ ​​‌ ​ ​‍‌‌​ ​ ‌​​‌​‍‌‌​ ​‍‌​‌‍​‍‌‌​ ​‍‌​‌‍‌‍ ‍‌‍ ‌ ​‍‌‍‌​‌‍‍‌‌‍​ ​‍ ‌‌‍​‍‌‍‍‌‌ ‌​‌‍‌‌‌ ​ ​‍ ‌‌‍‌ ‌ ​‍‌‍ ‌ ‌‌‌ ​​​‍ ‌‌ ​ ‌ ‌​‌ ‌‌‌‍‌​‌‍‍‌‌‍ ​‍ ‍‌ ‌‍‌‍‌‌‌ ​‍‌‍​ ‌‍‌‌‌‍ ​​‍ ‍‌‍​‌‌ ​​‌ ​​​‍‌‍‌‍‍‌‌‍‌​​ ‌​ ‌​​ ‍​​ ‌ ‌‍​‍​ ‌​​ ​‌​ ​​‌‍‌​​‍ ‌‌‍‌​​ ‍​‌‍​‍‌‍​‍​‍ ‌​ ‌​‌‍‌‍​ ​​​ ‌​​‍ ‌‌‍​‍​ ‌ ​ ‌ ​ ​ ​‍ ‌​ ‌‍​ ‍‌‌‍‌‍​ ‌​​ ‍​‌‍​ ​ ​‌‌‍‌‍‌‍​ ‌‍‌‍​ ‌‍​ ‌‌​‍‌‍‌ ‌​‌ ‍‌‌ ​​‌‍‌‌​ ‌‌ ‌ ‌‍‌‌‌‍​‍‌ ​ ‌‍‍‌‌ ‌​‌‍‌‌‌​ ‍‌‍​‌‌ ‌‍‌‍‍‌‌‍‌ ‌‍​‌‌ ‌​‌‍‍‌‌‍ ‌‍ ‍‌​‍‌‌ ‌​‌‍‌‌‌‍ ‌​‍‌‍‌ ​​‌‍​‌‌ ‌​‌‍‍​​ ‌‌‍ ​‌‍​‌‌‍​‍‌‍‌‌‌‍ ​​‍‌‌​ ‌‌‌​​‍‌‌ ‌‍‍ ‌‍‌‌‌ ‍‌​‍‌‌​ ​ ‌​‌​​‍‌‌​ ​ ‌​‌​​‍‌‌​ ​‍​ ​‍‌‍‌‌‌‍ ‍​‍‌‌​ ​‍​ ​‍​‍‌‌​ ‌‌‌​‌​​‍ ‍‌ ‌‍‌‍​‌‌‍ ​‌ ‌‌‌‍‌‌​‍‌‍‌ ​​‌‍‌‌‌ ​‍‌ ​ ‌ ​​‌‍‌‌‌‍​ ‌ ‌​‌‍‍‌‌ ‌‍‌‍‌‌​ ‌‌ ​​‌ ‌‌‌‍​‍‌‍ ​‌‍‍‌‌ ​ ‌‍‍​‌‍‌‌‌‍‌​​‍​‍‌ ‌
Select Language
Find a Subway®​​​​‌ ‍ ​‍​‍‌‍ ‌ ​‍‌‍‍‌‌‍‌ ‌‍‍‌‌‍ ‍​‍​‍​ ‍‍​‍​‍‌ ​ ‌‍​‌‌‍ ‍‌‍‍‌‌ ‌​‌ ‍‌​‍ ‍‌‍‍‌‌‍ ​‍​‍​‍ ​​‍​‍‌‍‍​‌ ​‍‌‍‌‌‌‍‌‍​‍​‍​ ‍‍​‍​‍‌‍‍​‌ ‌​‌ ‌​‌ ​​‌ ​ ​ ‍‍​‍ ​‍ ‌‍ ‍‌‍ ‌ ​‍‌‍‌​‌‍‍‌‌‍​ ​‍ ‌‌‍​‍‌‍‍‌‌ ‌​‌‍‌‌‌ ​ ​‍ ‌‌‍‌ ‌ ​‍‌‍ ‌ ‌‌‌ ​​​‍ ‌‌ ​ ‌ ‌​‌ ‌‌‌‍‌​‌‍‍‌‌‍ ​‍ ‍‌ ‌‍‌‍‌‌‌ ​‍‌‍​ ‌‍‌‌‌‍ ​​‍ ‍‌‍​‌‌ ​​‌ ​​​‍ ‌‍‍‌‌‍ ‍‌ ‌​‌‍‌‌‌‍ ‍‌ ‌​​‍ ‌‍‌‌‌‍‌​‌‍‍‌‌ ‌​​‍ ‌‍ ‌‌‍ ‌‍‌​‌‍‌‌​ ‌‌ ​​‌ ​‍‌‍‌‌‌ ​ ‌‍‌‌‌‍ ‍‌ ‌​‌‍​‌‌ ‌​‌‍‍‌‌‍ ‌‍ ‍​ ‍ ‌‍‍‌‌‍‌​​ ‌‌‍​‍​ ​‌​ ‌​​ ‌‍​ ‌ ​ ‍​​ ‍​​ ​‍​‍ ‌​ ‌‍​ ‌‌​ ‌​‌‍‌‍​‍ ‌​ ‌​​ ‌‍​ ​‌​ ‌‍​‍ ‌​ ‍‌​ ‍‌​ ‌‌​ ‌‌​‍ ‌‌‍‌‍​ ‍​‌‍​‍‌‍‌​​ ‍‌​ ​‌‌‍​‍​ ‍​​ ‍​‌‍‌‌​ ​ ​ ‍​​ ‍ ‌ ‌​‌ ‍‌‌ ​​‌‍‌‌​ ‌‌ ‌ ‌‍‌‌‌‍​‍‌ ​ ‌‍‍‌‌ ‌​‌‍‌‌‌​ ‍‌‍​‌‌ ‌‍‌‍‍‌‌‍‌ ‌‍​‌‌ ‌​‌‍‍‌‌‍ ‌‍ ‍‌​‍‌‌ ‌​‌‍‌‌‌‍ ‌​ ‍ ‌ ​​‌‍​‌‌ ‌​‌‍‍​​ ‌‌‍ ​‌‍​‌‌‍​‍‌‍‌‌‌‍ ​​‍‌‌​ ‌‌‌​​‍‌‌ ‌‍‍ ‌‍‌‌‌ ‍‌​‍‌‌​ ​ ‌​‌​​‍‌‌​ ​ ‌​‌​​‍‌‌​ ​‍​ ​‍‌‍‌‌‌‍ ‍​‍‌‌​ ​‍​ ​‍​‍‌‌​ ‌‌‌​‌​​‍ ‍‌ ‌‍‌‍​‌‌‍ ​‌ ‌‌‌‍‌‌​ ‌‍​‍‌‍​‌‌ ​ ‌‍‌‌‌‌‌‌‌ ​‍‌‍ ​​ ‌‌‍‍​‌ ‌​‌ ‌​‌ ​​‌ ​ ​‍‌‌​ ​ ‌​​‌​‍‌‌​ ​‍‌​‌‍​‍‌‌​ ​‍‌​‌‍‌‍ ‍‌‍ ‌ ​‍‌‍‌​‌‍‍‌‌‍​ ​‍ ‌‌‍​‍‌‍‍‌‌ ‌​‌‍‌‌‌ ​ ​‍ ‌‌‍‌ ‌ ​‍‌‍ ‌ ‌‌‌ ​​​‍ ‌‌ ​ ‌ ‌​‌ ‌‌‌‍‌​‌‍‍‌‌‍ ​‍ ‍‌ ‌‍‌‍‌‌‌ ​‍‌‍​ ‌‍‌‌‌‍ ​​‍ ‍‌‍​‌‌ ​​‌ ​​​‍‌‍‌‍‍‌‌‍‌​​ ‌‌‍​‍​ ​‌​ ‌​​ ‌‍​ ‌ ​ ‍​​ ‍​​ ​‍​‍ ‌​ ‌‍​ ‌‌​ ‌​‌‍‌‍​‍ ‌​ ‌​​ ‌‍​ ​‌​ ‌‍​‍ ‌​ ‍‌​ ‍‌​ ‌‌​ ‌‌​‍ ‌‌‍‌‍​ ‍​‌‍​‍‌‍‌​​ ‍‌​ ​‌‌‍​‍​ ‍​​ ‍​‌‍‌‌​ ​ ​ ‍​​‍‌‍‌ ‌​‌ ‍‌‌ ​​‌‍‌‌​ ‌‌ ‌ ‌‍‌‌‌‍​‍‌ ​ ‌‍‍‌‌ ‌​‌‍‌‌‌​ ‍‌‍​‌‌ ‌‍‌‍‍‌‌‍‌ ‌‍​‌‌ ‌​‌‍‍‌‌‍ ‌‍ ‍‌​‍‌‌ ‌​‌‍‌‌‌‍ ‌​‍‌‍‌ ​​‌‍​‌‌ ‌​‌‍‍​​ ‌‌‍ ​‌‍​‌‌‍​‍‌‍‌‌‌‍ ​​‍‌‌​ ‌‌‌​​‍‌‌ ‌‍‍ ‌‍‌‌‌ ‍‌​‍‌‌​ ​ ‌​‌​​‍‌‌​ ​ ‌​‌​​‍‌‌​ ​‍​ ​‍‌‍‌‌‌‍ ‍​‍‌‌​ ​‍​ ​‍​‍‌‌​ ‌‌‌​‌​​‍ ‍‌ ‌‍‌‍​‌‌‍ ​‌ ‌‌‌‍‌‌​‍‌‍‌ ​​‌‍‌‌‌ ​‍‌ ​ ‌ ​​‌‍‌‌‌‍​ ‌ ‌​‌‍‍‌‌ ‌‍‌‍‌‌​ ‌‌ ​​‌ ‌‌‌‍​‍‌‍ ​‌‍‍‌‌ ​ ‌‍‍​‌‍‌‌‌‍‌​​‍​‍‌ ‌
Participating stores​​​​‌ ‍ ​‍​‍‌‍ ‌ ​‍‌‍‍‌‌‍‌ ‌‍‍‌‌‍ ‍​‍​‍​ ‍‍​‍​‍‌ ​ ‌‍​‌‌‍ ‍‌‍‍‌‌ ‌​‌ ‍‌​‍ ‍‌‍‍‌‌‍ ​‍​‍​‍ ​​‍​‍‌‍‍​‌ ​‍‌‍‌‌‌‍‌‍​‍​‍​ ‍‍​‍​‍‌‍‍​‌ ‌​‌ ‌​‌ ​​‌ ​ ​ ‍‍​‍ ​‍ ‌‍ ‍‌‍ ‌ ​‍‌‍‌​‌‍‍‌‌‍​ ​‍ ‌‌‍​‍‌‍‍‌‌ ‌​‌‍‌‌‌ ​ ​‍ ‌‌‍‌ ‌ ​‍‌‍ ‌ ‌‌‌ ​​​‍ ‌‌ ​ ‌ ‌​‌ ‌‌‌‍‌​‌‍‍‌‌‍ ​‍ ‍‌ ‌‍‌‍‌‌‌ ​‍‌‍​ ‌‍‌‌‌‍ ​​‍ ‍‌‍​‌‌ ​​‌ ​​​‍ ‌‍‍‌‌‍ ‍‌ ‌​‌‍‌‌‌‍ ‍‌ ‌​​‍ ‌‍‌‌‌‍‌​‌‍‍‌‌ ‌​​‍ ‌‍ ‌‌‍ ‌‍‌​‌‍‌‌​ ‌‌ ​​‌ ​‍‌‍‌‌‌ ​ ‌‍‌‌‌‍ ‍‌ ‌​‌‍​‌‌ ‌​‌‍‍‌‌‍ ‌‍ ‍​ ‍ ‌‍‍‌‌‍‌​​ ‌​ ​‍​ ​ ‌‍‌‍​ ‌ ‌‍‌​‌‍‌‌‌‍​‌‌‍​‌​‍ ‌​ ‍‌​ ‍‌​ ​​​ ‍​​‍ ‌​ ‌​‌‍​ ‌‍​‍​ ‌‌​‍ ‌‌‍​‌​ ​​‌‍‌‌​ ‌​​‍ ‌​ ​‌‌‍​ ​ ‌ ​ ‍​‌‍‌‌​ ‌‍‌‍‌​‌‍​‍​ ​​‌‍​‌​ ‌‍​ ‍​​ ‍ ‌ ‌​‌ ‍‌‌ ​​‌‍‌‌​ ‌‌ ‌ ‌‍‌‌‌‍​‍‌ ​ ‌‍‍‌‌ ‌​‌‍‌‌‌​ ‍‌‍​‌‌ ‌‍‌‍‍‌‌‍‌ ‌‍​‌‌ ‌​‌‍‍‌‌‍ ‌‍ ‍‌​‍‌‌ ‌​‌‍‌‌‌‍ ‌​ ‍ ‌ ​​‌‍​‌‌ ‌​‌‍‍​​ ‌‌‍ ​‌‍​‌‌‍​‍‌‍‌‌‌‍ ​​‍‌‌​ ‌‌‌​​‍‌‌ ‌‍‍ ‌‍‌‌‌ ‍‌​‍‌‌​ ​ ‌​‌​​‍‌‌​ ​ ‌​‌​​‍‌‌​ ​‍​ ​‍‌‍‌‌‌‍ ‍​‍‌‌​ ​‍​ ​‍​‍‌‌​ ‌‌‌​‌​​‍ ‍‌ ‌‍‌‍​‌‌‍ ​‌ ‌‌‌‍‌‌​ ‌‍​‍‌‍​‌‌ ​ ‌‍‌‌‌‌‌‌‌ ​‍‌‍ ​​ ‌‌‍‍​‌ ‌​‌ ‌​‌ ​​‌ ​ ​‍‌‌​ ​ ‌​​‌​‍‌‌​ ​‍‌​‌‍​‍‌‌​ ​‍‌​‌‍‌‍ ‍‌‍ ‌ ​‍‌‍‌​‌‍‍‌‌‍​ ​‍ ‌‌‍​‍‌‍‍‌‌ ‌​‌‍‌‌‌ ​ ​‍ ‌‌‍‌ ‌ ​‍‌‍ ‌ ‌‌‌ ​​​‍ ‌‌ ​ ‌ ‌​‌ ‌‌‌‍‌​‌‍‍‌‌‍ ​‍ ‍‌ ‌‍‌‍‌‌‌ ​‍‌‍​ ‌‍‌‌‌‍ ​​‍ ‍‌‍​‌‌ ​​‌ ​​​‍‌‍‌‍‍‌‌‍‌​​ ‌​ ​‍​ ​ ‌‍‌‍​ ‌ ‌‍‌​‌‍‌‌‌‍​‌‌‍​‌​‍ ‌​ ‍‌​ ‍‌​ ​​​ ‍​​‍ ‌​ ‌​‌‍​ ‌‍​‍​ ‌‌​‍ ‌‌‍​‌​ ​​‌‍‌‌​ ‌​​‍ ‌​ ​‌‌‍​ ​ ‌ ​ ‍​‌‍‌‌​ ‌‍‌‍‌​‌‍​‍​ ​​‌‍​‌​ ‌‍​ ‍​​‍‌‍‌ ‌​‌ ‍‌‌ ​​‌‍‌‌​ ‌‌ ‌ ‌‍‌‌‌‍​‍‌ ​ ‌‍‍‌‌ ‌​‌‍‌‌‌​ ‍‌‍​‌‌ ‌‍‌‍‍‌‌‍‌ ‌‍​‌‌ ‌​‌‍‍‌‌‍ ‌‍ ‍‌​‍‌‌ ‌​‌‍‌‌‌‍ ‌​‍‌‍‌ ​​‌‍​‌‌ ‌​‌‍‍​​ ‌‌‍ ​‌‍​‌‌‍​‍‌‍‌‌‌‍ ​​‍‌‌​ ‌‌‌​​‍‌‌ ‌‍‍ ‌‍‌‌‌ ‍‌​‍‌‌​ ​ ‌​‌​​‍‌‌​ ​ ‌​‌​​‍‌‌​ ​‍​ ​‍‌‍‌‌‌‍ ‍​‍‌‌​ ​‍​ ​‍​‍‌‌​ ‌‌‌​‌​​‍ ‍‌ ‌‍‌‍​‌‌‍ ​‌ ‌‌‌‍‌‌​‍‌‍‌ ​​‌‍‌‌‌ ​‍‌ ​ ‌ ​​‌‍‌‌‌‍​ ‌ ‌​‌‍‍‌‌ ‌‍‌‍‌‌​ ‌‌ ​​‌ ‌‌‌‍​‍‌‍ ​‌‍‍‌‌ ​ ‌‍‍​‌‍‌‌‌‍‌​​‍​‍‌ ‌
Privacy policy​​​​‌ ‍ ​‍​‍‌‍ ‌ ​‍‌‍‍‌‌‍‌ ‌‍‍‌‌‍ ‍​‍​‍​ ‍‍​‍​‍‌ ​ ‌‍​‌‌‍ ‍‌‍‍‌‌ ‌​‌ ‍‌​‍ ‍‌‍‍‌‌‍ ​‍​‍​‍ ​​‍​‍‌‍‍​‌ ​‍‌‍‌‌‌‍‌‍​‍​‍​ ‍‍​‍​‍‌‍‍​‌ ‌​‌ ‌​‌ ​​‌ ​ ​ ‍‍​‍ ​‍ ‌‍ ‍‌‍ ‌ ​‍‌‍‌​‌‍‍‌‌‍​ ​‍ ‌‌‍​‍‌‍‍‌‌ ‌​‌‍‌‌‌ ​ ​‍ ‌‌‍‌ ‌ ​‍‌‍ ‌ ‌‌‌ ​​​‍ ‌‌ ​ ‌ ‌​‌ ‌‌‌‍‌​‌‍‍‌‌‍ ​‍ ‍‌ ‌‍‌‍‌‌‌ ​‍‌‍​ ‌‍‌‌‌‍ ​​‍ ‍‌‍​‌‌ ​​‌ ​​​‍ ‌‍‍‌‌‍ ‍‌ ‌​‌‍‌‌‌‍ ‍‌ ‌​​‍ ‌‍‌‌‌‍‌​‌‍‍‌‌ ‌​​‍ ‌‍ ‌‌‍ ‌‍‌​‌‍‌‌​ ‌‌ ​​‌ ​‍‌‍‌‌‌ ​ ‌‍‌‌‌‍ ‍‌ ‌​‌‍​‌‌ ‌​‌‍‍‌‌‍ ‌‍ ‍​ ‍ ‌‍‍‌‌‍‌​​ ‌​ ​​​ ​ ​ ‌​‌‍​‍​ ‍‌​ ‌ ​ ​‍‌‍‌‌​‍ ‌​ ​​​ ​​‌‍​‌‌‍‌‍​‍ ‌​ ‌​​ ​ ​ ‌‍​ ‌‌​‍ ‌‌‍​‌‌‍​‌‌‍​‍​ ‌​​‍ ‌‌‍‌​‌‍​‌​ ‍‌​ ​‌​ ​ ‌‍​‌​ ‌‌‌‍‌‌​ ​‌‌‍‌‍​ ‍​‌‍‌‌​ ‍ ‌ ‌​‌ ‍‌‌ ​​‌‍‌‌​ ‌‌ ‌ ‌‍‌‌‌‍​‍‌ ​ ‌‍‍‌‌ ‌​‌‍‌‌‌​ ‍‌‍​‌‌ ‌‍‌‍‍‌‌‍‌ ‌‍​‌‌ ‌​‌‍‍‌‌‍ ‌‍ ‍‌​‍‌‌ ‌​‌‍‌‌‌‍ ‌​ ‍ ‌ ​​‌‍​‌‌ ‌​‌‍‍​​ ‌‌‍ ​‌‍​‌‌‍​‍‌‍‌‌‌‍ ​​‍‌‌​ ‌‌‌​​‍‌‌ ‌‍‍ ‌‍‌‌‌ ‍‌​‍‌‌​ ​ ‌​‌​​‍‌‌​ ​ ‌​‌​​‍‌‌​ ​‍​ ​‍‌‍‌‌‌‍ ‍​‍‌‌​ ​‍​ ​‍​‍‌‌​ ‌‌‌​‌​​‍ ‍‌ ‌‍‌‍​‌‌‍ ​‌ ‌‌‌‍‌‌​ ‌‍​‍‌‍​‌‌ ​ ‌‍‌‌‌‌‌‌‌ ​‍‌‍ ​​ ‌‌‍‍​‌ ‌​‌ ‌​‌ ​​‌ ​ ​‍‌‌​ ​ ‌​​‌​‍‌‌​ ​‍‌​‌‍​‍‌‌​ ​‍‌​‌‍‌‍ ‍‌‍ ‌ ​‍‌‍‌​‌‍‍‌‌‍​ ​‍ ‌‌‍​‍‌‍‍‌‌ ‌​‌‍‌‌‌ ​ ​‍ ‌‌‍‌ ‌ ​‍‌‍ ‌ ‌‌‌ ​​​‍ ‌‌ ​ ‌ ‌​‌ ‌‌‌‍‌​‌‍‍‌‌‍ ​‍ ‍‌ ‌‍‌‍‌‌‌ ​‍‌‍​ ‌‍‌‌‌‍ ​​‍ ‍‌‍​‌‌ ​​‌ ​​​‍‌‍‌‍‍‌‌‍‌​​ ‌​ ​​​ ​ ​ ‌​‌‍​‍​ ‍‌​ ‌ ​ ​‍‌‍‌‌​‍ ‌​ ​​​ ​​‌‍​‌‌‍‌‍​‍ ‌​ ‌​​ ​ ​ ‌‍​ ‌‌​‍ ‌‌‍​‌‌‍​‌‌‍​‍​ ‌​​‍ ‌‌‍‌​‌‍​‌​ ‍‌​ ​‌​ ​ ‌‍​‌​ ‌‌‌‍‌‌​ ​‌‌‍‌‍​ ‍​‌‍‌‌​‍‌‍‌ ‌​‌ ‍‌‌ ​​‌‍‌‌​ ‌‌ ‌ ‌‍‌‌‌‍​‍‌ ​ ‌‍‍‌‌ ‌​‌‍‌‌‌​ ‍‌‍​‌‌ ‌‍‌‍‍‌‌‍‌ ‌‍​‌‌ ‌​‌‍‍‌‌‍ ‌‍ ‍‌​‍‌‌ ‌​‌‍‌‌‌‍ ‌​‍‌‍‌ ​​‌‍​‌‌ ‌​‌‍‍​​ ‌‌‍ ​‌‍​‌‌‍​‍‌‍‌‌‌‍ ​​‍‌‌​ ‌‌‌​​‍‌‌ ‌‍‍ ‌‍‌‌‌ ‍‌​‍‌‌​ ​ ‌​‌​​‍‌‌​ ​ ‌​‌​​‍‌‌​ ​‍​ ​‍‌‍‌‌‌‍ ‍​‍‌‌​ ​‍​ ​‍​‍‌‌​ ‌‌‌​‌​​‍ ‍‌ ‌‍‌‍​‌‌‍ ​‌ ‌‌‌‍‌‌​‍‌‍‌ ​​‌‍‌‌‌ ​‍‌ ​ ‌ ​​‌‍‌‌‌‍​ ‌ ‌​‌‍‍‌‌ ‌‍‌‍‌‌​ ‌‌ ​​‌ ‌‌‌‍​‍‌‍ ​‌‍‍‌‌ ​ ‌‍‍​‌‍‌‌‌‍‌​​‍​‍‌ ‌
Subway® is a Registered Trademark of Subway IP, LLC © 2026
Subway IP, LLC. All Rights Reserved.​​​​‌ ‍ ​‍​‍‌‍ ‌ ​‍‌‍‍‌‌‍‌ ‌‍‍‌‌‍ ‍​‍​‍​ ‍‍​‍​‍‌ ​ ‌‍​‌‌‍ ‍‌‍‍‌‌ ‌​‌ ‍‌​‍ ‍‌‍‍‌‌‍ ​‍​‍​‍ ​​‍​‍‌‍‍​‌ ​‍‌‍‌‌‌‍‌‍​‍​‍​ ‍‍​‍​‍‌‍‍​‌ ‌​‌ ‌​‌ ​​‌ ​ ​ ‍‍​‍ ​‍ ‌‍ ‍‌‍ ‌ ​‍‌‍‌​‌‍‍‌‌‍​ ​‍ ‌‌‍​‍‌‍‍‌‌ ‌​‌‍‌‌‌ ​ ​‍ ‌‌‍‌ ‌ ​‍‌‍ ‌ ‌‌‌ ​​​‍ ‌‌ ​ ‌ ‌​‌ ‌‌‌‍‌​‌‍‍‌‌‍ ​‍ ‍‌ ‌‍‌‍‌‌‌ ​‍‌‍​ ‌‍‌‌‌‍ ​​‍ ‍‌‍​‌‌ ​​‌ ​​​‍ ‌‍‍‌‌‍ ‍‌ ‌​‌‍‌‌‌‍ ‍‌ ‌​​‍ ‌‍‌‌‌‍‌​‌‍‍‌‌ ‌​​‍ ‌‍ ‌‌‍ ‌‍‌​‌‍‌‌​ ‌‌ ​​‌ ​‍‌‍‌‌‌ ​ ‌‍‌‌‌‍ ‍‌ ‌​‌‍​‌‌ ‌​‌‍‍‌‌‍ ‌‍ ‍​ ‍ ‌‍‍‌‌‍‌​​ ‌​ ‌‌‌‍‌‍​ ‌‌‌‍‌‍​ ​‍​ ​ ‌‍​ ​ ​‌​‍ ‌​ ​‍‌‍​ ​ ‌​​ ​​​‍ ‌​ ‌​​ ‌‌‌‍‌​​ ‍​​‍ ‌‌‍​‌‌‍​‌​ ‍​‌‍​‍​‍ ‌​ ‌‍‌‍​‌​ ‍‌‌‍​‌​ ‍​​ ‍‌‌‍‌‍​ ‌​‌‍​‌​ ‌‌​ ​‍‌‍‌‍​ ‍ ‌ ‌​‌ ‍‌‌ ​​‌‍‌‌​ ‌‌ ‌ ‌‍‌‌‌‍​‍‌ ​ ‌‍‍‌‌ ‌​‌‍‌‌‌​‌‍‌‍ ‌‍ ‌ ‌​‌‍‌‌‌ ​‍​ ‍ ‌ ​​‌‍​‌‌ ‌​‌‍‍​​ ‌‌‍​ ‌‍ ‌ ​​‌ ‍‌‌ ​‍‌‍‍‌‌‍‌ ‌‍‍​‌ ‌​‌​ ‍‌‍ ‌ ‌​‌‍‍‌‌‍​ ‌‍‌‌​‍‌‌​ ‌‌‌​​‍‌‌ ‌‍‍ ‌‍‌‌‌ ‍‌​‍‌‌​ ​ ‌​‌​​‍‌‌​ ​ ‌​‌​​‍‌‌​ ​‍​ ​‍‌‍‌‌‌‍ ‍​‍‌‌​ ​‍​ ​‍​‍‌‌​ ‌‌‌​‌​​‍ ‍‌ ‌‍‌‍​‌‌‍ ​‌ ‌‌‌‍‌‌​ ‌‍​‍‌‍​‌‌ ​ ‌‍‌‌‌‌‌‌‌ ​‍‌‍ ​​ ‌‌‍‍​‌ ‌​‌ ‌​‌ ​​‌ ​ ​‍‌‌​ ​ ‌​​‌​‍‌‌​ ​‍‌​‌‍​‍‌‌​ ​‍‌​‌‍‌‍ ‍‌‍ ‌ ​‍‌‍‌​‌‍‍‌‌‍​ ​‍ ‌‌‍​‍‌‍‍‌‌ ‌​‌‍‌‌‌ ​ ​‍ ‌‌‍‌ ‌ ​‍‌‍ ‌ ‌‌‌ ​​​‍ ‌‌ ​ ‌ ‌​‌ ‌‌‌‍‌​‌‍‍‌‌‍ ​‍ ‍‌ ‌‍‌‍‌‌‌ ​‍‌‍​ ‌‍‌‌‌‍ ​​‍ ‍‌‍​‌‌ ​​‌ ​​​‍‌‍‌‍‍‌‌‍‌​​ ‌​ ‌‌‌‍‌‍​ ‌‌‌‍‌‍​ ​‍​ ​ ‌‍​ ​ ​‌​‍ ‌​ ​‍‌‍​ ​ ‌​​ ​​​‍ ‌​ ‌​​ ‌‌‌‍‌​​ ‍​​‍ ‌‌‍​‌‌‍​‌​ ‍​‌‍​‍​‍ ‌​ ‌‍‌‍​‌​ ‍‌‌‍​‌​ ‍​​ ‍‌‌‍‌‍​ ‌​‌‍​‌​ ‌‌​ ​‍‌‍‌‍​‍‌‍‌ ‌​‌ ‍‌‌ ​​‌‍‌‌​ ‌‌ ‌ ‌‍‌‌‌‍​‍‌ ​ ‌‍‍‌‌ ‌​‌‍‌‌‌​‌‍‌‍ ‌‍ ‌ ‌​‌‍‌‌‌ ​‍​‍‌‍‌ ​​‌‍​‌‌ ‌​‌‍‍​​ ‌‌‍​ ‌‍ ‌ ​​‌ ‍‌‌ ​‍‌‍‍‌‌‍‌ ‌‍‍​‌ ‌​‌​ ‍‌‍ ‌ ‌​‌‍‍‌‌‍​ ‌‍‌‌​‍‌‌​ ‌‌‌​​‍‌‌ ‌‍‍ ‌‍‌‌‌ ‍‌​‍‌‌​ ​ ‌​‌​​‍‌‌​ ​ ‌​‌​​‍‌‌​ ​‍​ ​‍‌‍‌‌‌‍ ‍​‍‌‌​ ​‍​ ​‍​‍‌‌​ ‌‌‌​‌​​‍ ‍‌ ‌‍‌‍​‌‌‍ ​‌ ‌‌‌‍‌‌​‍‌‍‌ ​​‌‍‌‌‌ ​‍‌ ​ ‌ ​​‌‍‌‌‌‍​ ‌ ‌​‌‍‍‌‌ ‌‍‌‍‌‌​ ‌‌ ​​‌ ‌‌‌‍​‍‌‍ ​‌‍‍‌‌ ​ ‌‍‍​‌‍‌‌‌‍‌​​‍​‍‌ ‌
Subway Denmark Facebook
Subway Denmark LinkedIn